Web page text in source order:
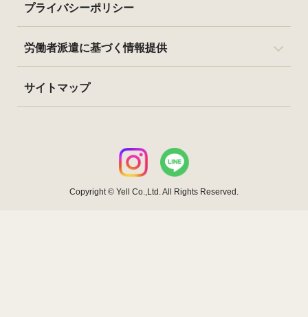
プライバシーポリシー
労働者派遣に基づく情報提供
サイトマップ
Copyright © Yell Co.,Ltd. All Rights Reserved.